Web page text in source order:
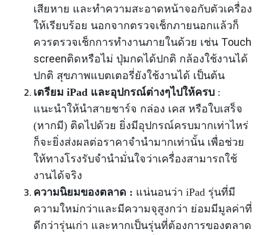
เสียหาย และทำความสะอาดหน้าจอกับตัวเครื่อง
ให้เรียบร้อย นอกจากตรวจเช็กภายนอกแล้วก็
ควรตรวจเช็กการทำงานภายในด้วย เช่น Touch
screenติดหรือไม่ ปุ่มกดได้ปกติ กล้องใช้งานได้
ปกติ สุขภาพแบตเตอรี่ยังใช้งานได้ เป็นต้น
เตรียม iPad และอุปกรณ์ต่างๆไปให้ครบ :
แนะนำให้นำสายชาร์จ กล่อง เคส หรือใบเสร็จ
(หากมี) ติดไปด้วย ยิ่งมีอุปกรณ์ครบมากเท่าไหร่
ก็จะยิ่งส่งผลต่อราคาจำนำมากเท่านั้น เพื่อช่วย
ให้ทางโรงรับจำนำมั่นใจว่าเครื่องสามารถใช้
งานได้จริง
ความนิยมของตลาด : แน่นอนว่า iPad รุ่นที่มี
ความใหม่กว่าและมีความจุสูงกว่า ย่อมมีมูลค่าที่
ดีกว่ารุ่นเก่า และหากเป็นรุ่นที่ต้องการของตลาด